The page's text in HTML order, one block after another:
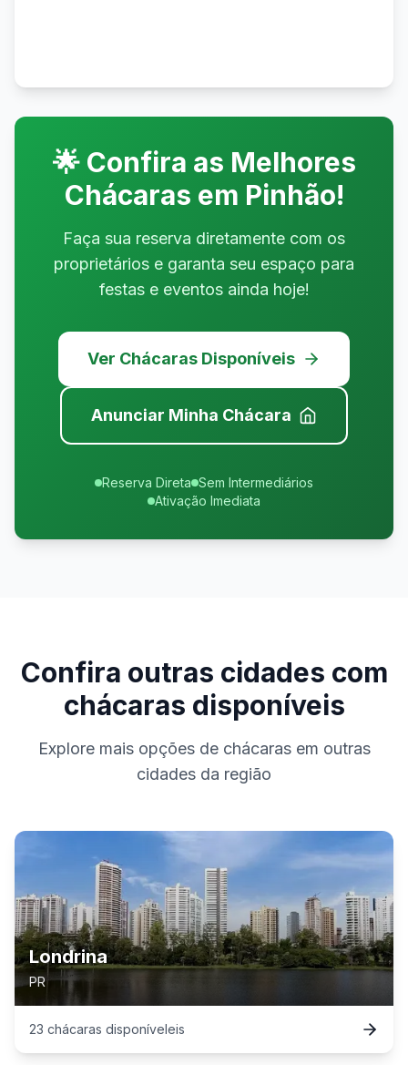
🌟 Confira as Melhores
Chácaras em Pinhão!
Faça sua reserva diretamente com os
proprietários e garanta seu espaço para
festas e eventos ainda hoje!
Ver Chácaras Disponíveis
Anunciar Minha Chácara
Reserva Direta Sem Intermediários
Ativação Imediata
Confira outras cidades com
chácaras disponíveis
Explore mais opções de chácaras em outras
cidades da região
Londrina
PR
23 chácaras disponíveleis